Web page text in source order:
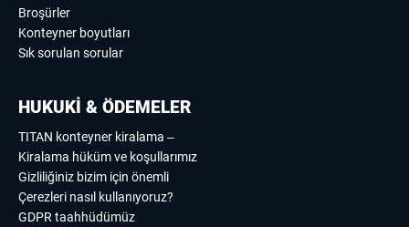
Broşürler
Konteyner boyutları
Sık sorulan sorular
HUKUKİ & ÖDEMELER
TITAN konteyner kiralama –
Kiralama hüküm ve koşullarımız
Gizliliğiniz bizim için önemli
Çerezleri nasıl kullanıyoruz?
GDPR taahhüdümüz